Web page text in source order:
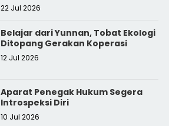
22 Jul 2026
Belajar dari Yunnan, Tobat Ekologi
Ditopang Gerakan Koperasi
12 Jul 2026
Aparat Penegak Hukum Segera
Introspeksi Diri
10 Jul 2026